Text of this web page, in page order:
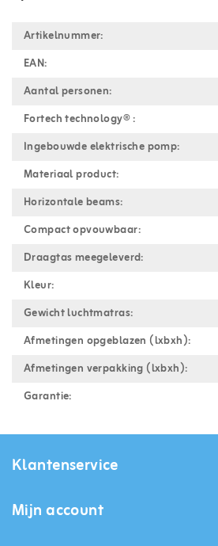
Artikelnummer:
EAN:
Aantal personen:
Fortech technology® :
Ingebouwde elektrische pomp:
Materiaal product:
Horizontale beams:
Compact opvouwbaar:
Draagtas meegeleverd:
Kleur:
Gewicht luchtmatras:
Afmetingen opgeblazen (lxbxh):
Afmetingen verpakking (lxbxh):
Garantie:
Klantenservice
Mijn account